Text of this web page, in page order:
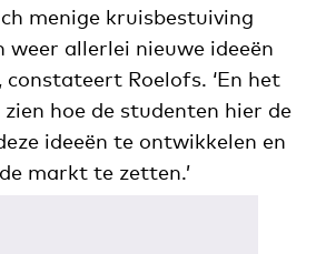
menige kruisbestuiving
weer allerlei nieuwe ideeën
constateert Roelofs. ‘En het
hoe de studenten hier de
ideeën te ontwikkelen en
markt te zetten.’